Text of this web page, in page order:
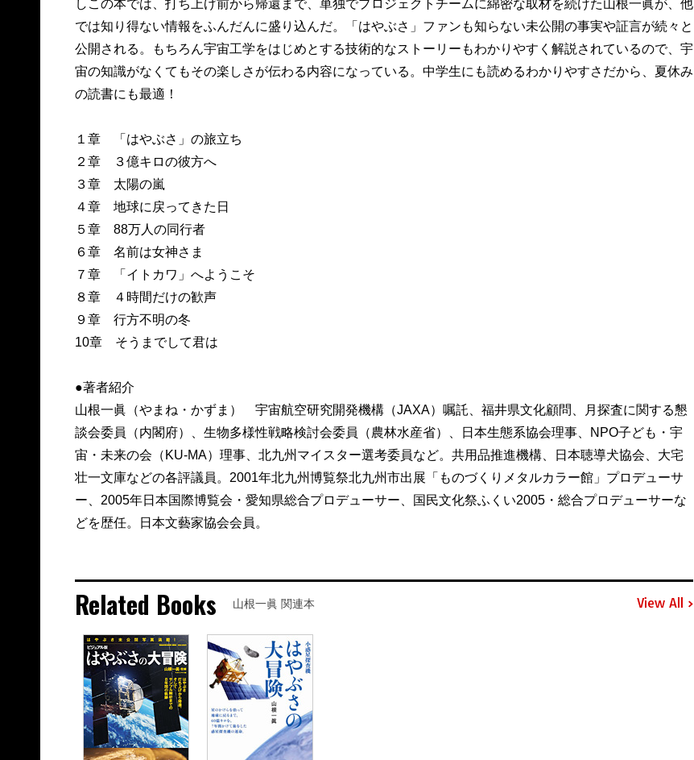
しこの本では、打ち上げ前から帰還まで、単独でプロジェクトチームに綿密な取材を続けた山根一眞が、他
では知り得ない情報をふんだんに盛り込んだ。「はやぶさ」ファンも知らない未公開の事実や証言が続々と
公開される。もちろん宇宙工学をはじめとする技術的なストーリーもわかりやすく解説されているので、宇
宙の知識がなくてもその楽しさが伝わる内容になっている。中学生にも読めるわかりやすさだから、夏休み
の読書にも最適！
１章 「はやぶさ」の旅立ち
２章 ３億キロの彼方へ
３章 太陽の嵐
４章 地球に戻ってきた日
５章 88万人の同行者
６章 名前は女神さま
７章 「イトカワ」へようこそ
８章 ４時間だけの歓声
９章 行方不明の冬
10章 そうまでして君は
●著者紹介
山根一眞（やまね・かずま） 宇宙航空研究開発機構（JAXA）嘱託、福井県文化顧問、月探査に関する懇
談会委員（内閣府）、生物多様性戦略検討会委員（農林水産省）、日本生態系協会理事、NPO子ども・宇
宙・未来の会（KU-MA）理事、北九州マイスター選考委員など。共用品推進機構、日本聴導犬協会、大宅
壮一文庫などの各評議員。2001年北九州博覧祭北九州市出展「ものづくりメタルカラー館」プロデューサ
ー、2005年日本国際博覧会・愛知県総合プロデューサー、国民文化祭ふくい2005・総合プロデューサーな
どを歴任。日本文藝家協会会員。
Related Books 山根一眞 関連本 View All